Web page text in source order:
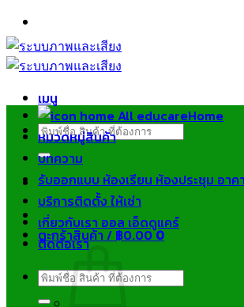
ข้าม
ไป
ยัง
เมนู
ค้นหา:
ตะกร้าสินค้า /฿0.000
Home
หมวดหมู่สินค้า
บทความ
รับออกแบบ ห้องเรียน ห้องประชุม อาค
บริการติดตั้ง ให้เช่า
เกี่ยวกับเรา ออล เอ็ดดูแคร์
ติดต่อเรา
ค้นหา: